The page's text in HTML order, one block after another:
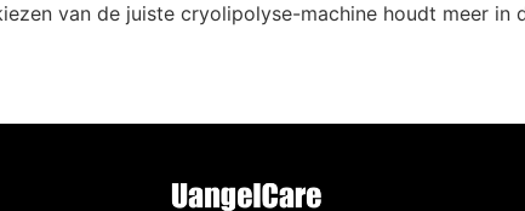
van de juiste cryolipolyse-machine houdt meer in